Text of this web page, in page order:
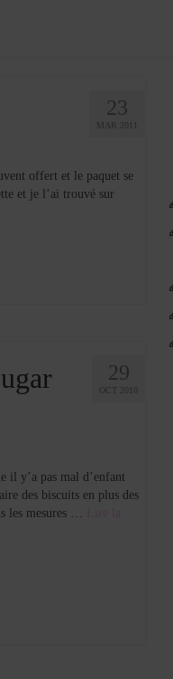
23
MAR 2011
offert et le paquet se
et je l’ai trouvé sur
29
OCT 2010
il y’a pas mal d’enfant
des biscuits en plus des
les mesures …